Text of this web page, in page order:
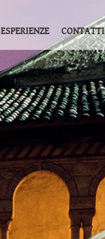
ESPERIENZE CONTATTI